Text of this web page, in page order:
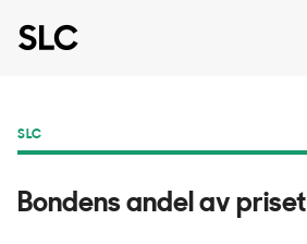
SLC
Bondens andel av priset